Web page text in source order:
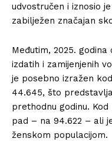
udvostručen i iznosio
zabilježen značajan
Međutim, 2025.
izdatih i zamijenjenih
je posebno izražen
44.645, što
prethodnu godinu.
pad – na 94.622 – ali
ženskom populacijom.